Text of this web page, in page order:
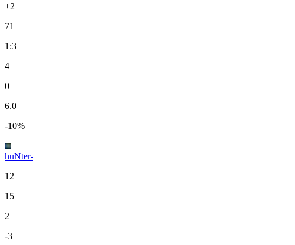
+2
71
1:3
4
0
6.0
-10%
huNter-
12
15
2
-3